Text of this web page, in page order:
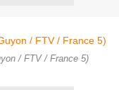
/ FTV / France 5)